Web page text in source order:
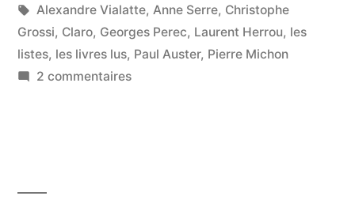
mars
2020 »
par
dans
Étiquettes :
Alexandre Vialatte, Anne Serre, Christophe
Grossi, Claro, Georges Perec, Laurent Herrou, les
listes, les livres lus, Paul Auster, Pierre Michon
2 commentairessur